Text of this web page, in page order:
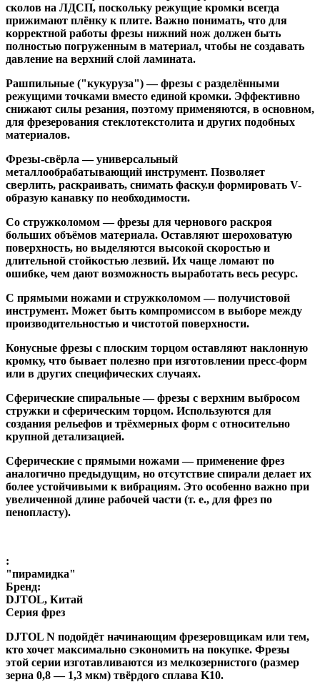
сколов на ЛДСП, поскольку режущие кромки всегда
прижимают плёнку к плите. Важно понимать, что для
корректной работы фрезы нижний нож должен быть
полностью погруженным в материал, чтобы не создавать
давление на верхний слой ламината.
Рашпильные ("кукуруза")— фрезы с разделёнными
режущими точками вместо единой кромки. Эффективно
снижают силы резания, поэтому применяются, в основном,
для фрезерования стеклотекстолита и других подобных
материалов.
Фрезы-свёрла — универсальный
металлообрабатывающий инструмент. Позволяет
сверлить, раскраивать, снимать фаску.и формировать V-
образую канавку по необходимости.
Со стружколомом— фрезы для чернового раскроя
больших объёмов материала. Оставляют шероховатую
поверхность, но выделяются высокой скоростью и
длительной стойкостью лезвий. Их чаще ломают по
ошибке, чем дают возможность выработать весь ресурс.
С прямыми ножами и стружколомом— получистовой
инструмент. Может быть компромиссом в выборе между
производительностью и чистотой поверхности.
Конусные фрезы с плоским торцом оставляют наклонную
кромку, что бывает полезно при изготовлении пресс-форм
или в других специфических случаях.
Сферические спиральные— фрезы с верхним выбросом
стружки и сферическим торцом. Используются для
создания рельефов и трёхмерных форм с относительно
крупной детализацией.
Сферические с прямыми ножами— применение фрез
аналогично предыдущим, но отсутствие спирали делает их
более устойчивыми к вибрациям. Это особенно важно при
увеличенной длине рабочей части (т. е., для фрез по
пенопласту).
:
"пирамидка"
Бренд:
DJTOL, Китай
Серия фрез
DJTOL N подойдёт начинающим фрезеровщикам или тем,
кто хочет максимально сэкономить на покупке. Фрезы
этой серии изготавливаются из мелкозернистого (размер
зерна 0,8 — 1,3 мкм) твёрдого сплава K10.